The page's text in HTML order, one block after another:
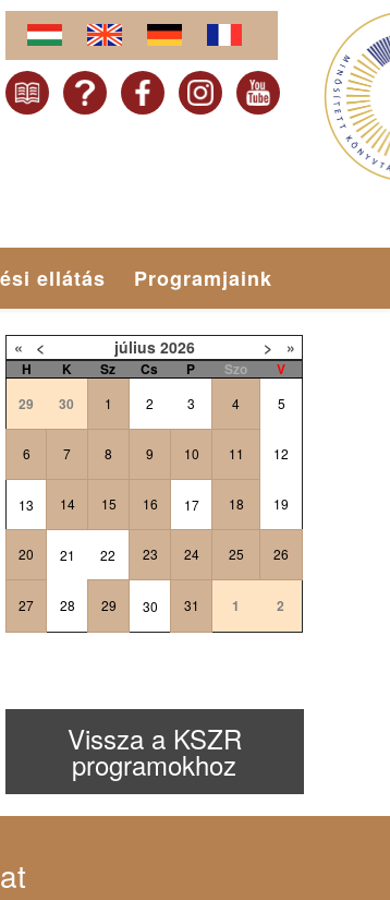
ellátás Programjaink
« < július 2026 > »
H K Sz Cs P Szo
V
29
30 1 2 3 4 5
6 7 8 9 10 11 12
13 14 15 16 17 18 19
20 21 22 23 24 25 26
27 28 29 30 31 1 2
Vissza a KSZR
programokhoz